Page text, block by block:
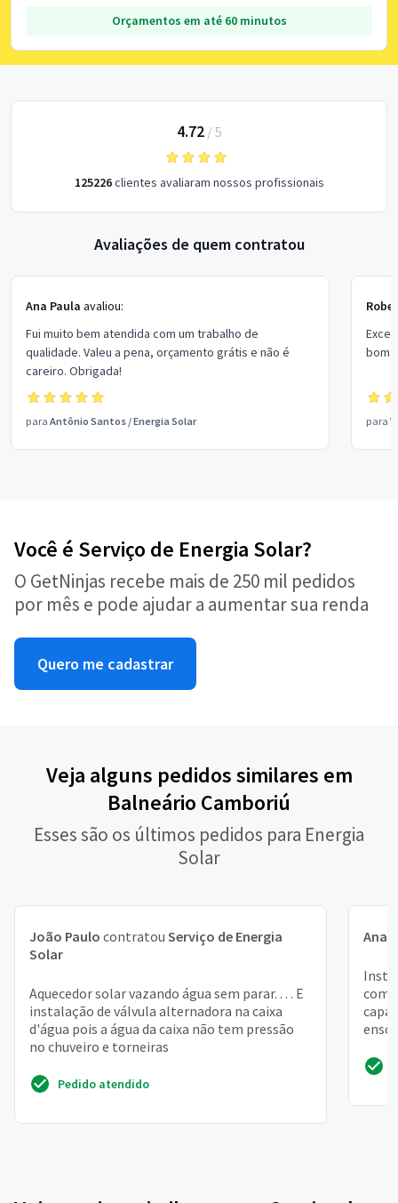
Orçamentos em até 60 minutos
4.72/ 5
125226clientes avaliaram nossos profissionais
Avaliações de quem contratou
Ana Paula avaliou:
Fui muito bem atendida com um trabalho de
qualidade. Valeu a pena, orçamento grátis e não é
careiro. Obrigada!
para Antônio Santos /Energia Solar
bom
para
Você é Serviço de Energia Solar?
O GetNinjas recebe mais de 250 mil pedidos
por mês e pode ajudar a aumentar sua renda
Quero me cadastrar
Veja alguns pedidos similares em
Balneário Camboriú
Esses são os últimos pedidos para Energia
Solar
João Paulo contratou Serviço de Energia
Solar
Aquecedor solar vazando água sem parar. . . . E
instalação de válvula alternadora na caixa
d'água pois a água da caixa não tem pressão
no chuveiro e torneiras
Pedido atendido
Ana
com